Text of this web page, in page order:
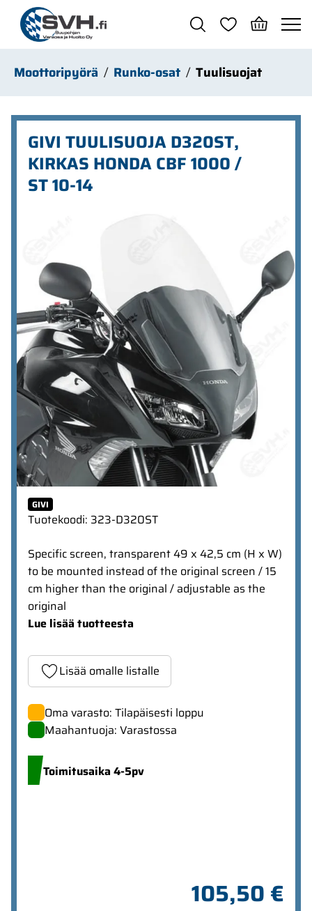
Siirry pääsisältöön
Moottoripyörä Runko-osat Tuulisuojat
GIVI TUULISUOJA D320ST,
KIRKAS HONDA CBF 1000 /
ST 10-14
GIVI
Tuotekoodi: 323-D320ST
Specific screen, transparent 49 x 42,5 cm (H x W)
to be mounted instead of the original screen / 15
cm higher than the original / adjustable as the
original
Lue lisää tuotteesta
Lisää omalle listalle
Oma varasto: Tilapäisesti loppu
Maahantuoja: Varastossa
Toimitusaika 4-5pv
105,50 €